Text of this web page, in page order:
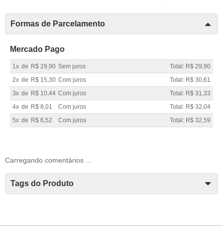
Formas de Parcelamento
Mercado Pago
1x de R$ 29,90 Sem juros
Total: R$ 29,90
2x de R$ 15,30 Com juros
Total: R$ 30,61
3x de R$ 10,44 Com juros
Total: R$ 31,33
4x de R$ 8,01 Com juros
Total: R$ 32,04
5x de R$ 6,52 Com juros Total: R$ 32,59
Carregando comentários ...
Tags do Produto